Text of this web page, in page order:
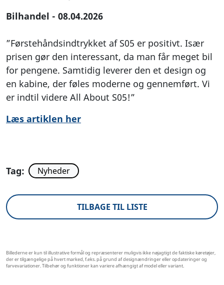
Bilhandel - 08.04.2026
”Førstehåndsindtrykket af S05 er positivt. Især
prisen gør den interessant, da man får meget bil
for pengene. Samtidig leverer den et design og
en kabine, der føles moderne og gennemført. Vi
er indtil videre All About S05!”
Læs artiklen her
Tag: Nyheder
TILBAGE TIL LISTE
Billederne er kun til illustrative formål og repræsenterer muligvis ikke nøjagtigt de faktiske køretøjer,
der er tilgængelige på hvert marked, f.eks. på grund af designændringer eller opdateringer og
farvevariationer. Tilbehør og funktioner kan variere afhængigt af model eller variant.